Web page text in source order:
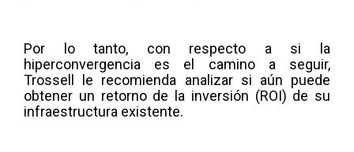
Por lo tanto, con respecto a si la
hiperconvergencia es el camino a seguir,
Trossell le recomienda analizar si aún puede
obtener un retorno de la inversión (ROI) de su
infraestructura existente.